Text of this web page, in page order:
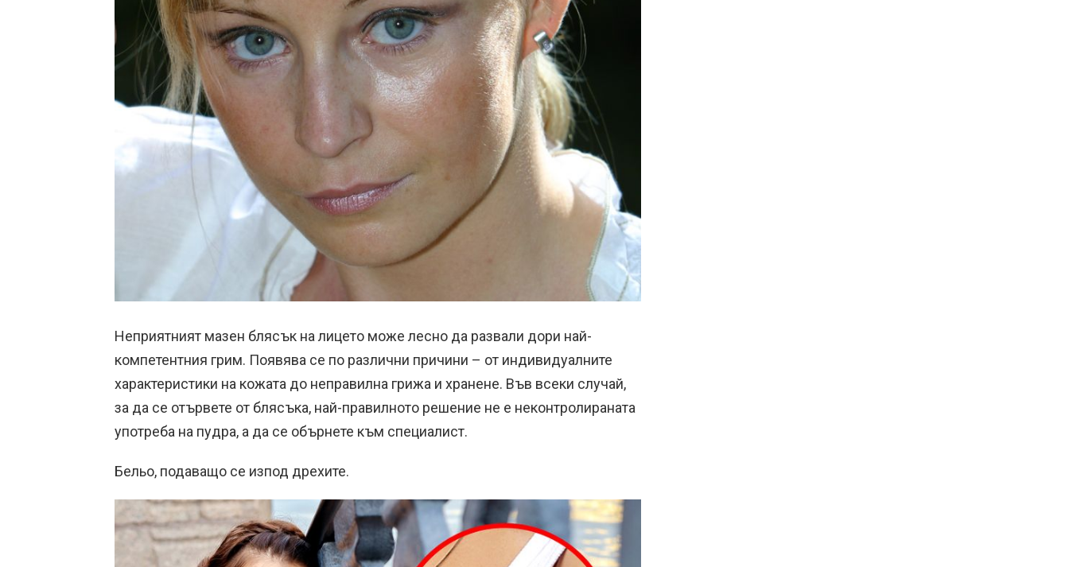
Неприятният мазен блясък на лицето може лесно да развали дори най-
компетентния грим. Появява се по различни причини – от индивидуалните
характеристики на кожата до неправилна грижа и хранене. Във всеки случай,
за да се отървете от блясъка, най-правилното решение не е неконтролираната
употреба на пудра, а да се обърнете към специалист.
Бельо, подаващо се изпод дрехите.